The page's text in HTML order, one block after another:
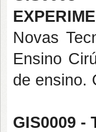
Novas
Ensino
de ensino.
GIS0009 -